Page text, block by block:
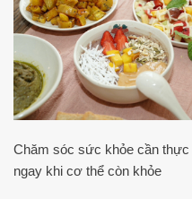
Chăm sóc sức khỏe cần thực
ngay khi cơ thể còn khỏe